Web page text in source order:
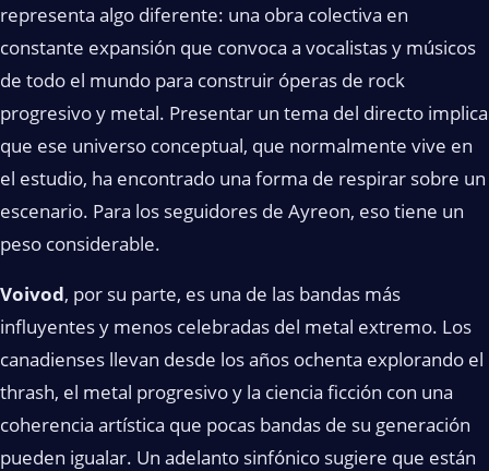
representa algo diferente: una obra colectiva en
constante expansión que convoca a vocalistas y músicos
de todo el mundo para construir óperas de rock
progresivo y metal. Presentar un tema del directo implica
que ese universo conceptual, que normalmente vive en
el estudio, ha encontrado una forma de respirar sobre un
escenario. Para los seguidores de Ayreon, eso tiene un
peso considerable.
Voivod, por su parte, es una de las bandas más
influyentes y menos celebradas del metal extremo. Los
canadienses llevan desde los años ochenta explorando el
thrash, el metal progresivo y la ciencia ficción con una
coherencia artística que pocas bandas de su generación
pueden igualar. Un adelanto sinfónico sugiere que están